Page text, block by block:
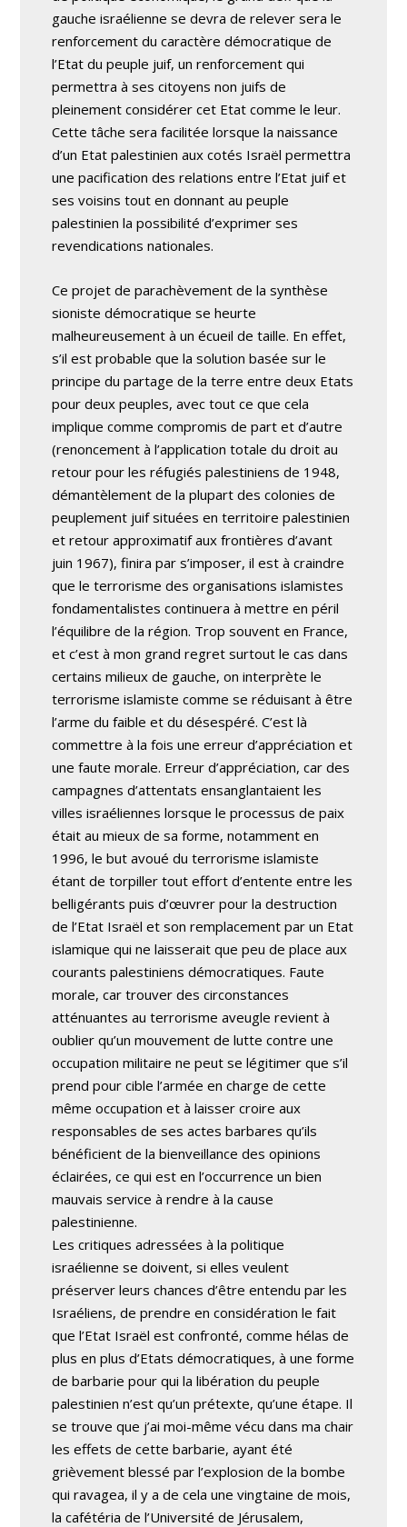
gauche israélienne se devra de relever sera le
renforcement du caractère démocratique de
l’Etat du peuple juif, un renforcement qui
permettra à ses citoyens non juifs de
pleinement considérer cet Etat comme le leur.
Cette tâche sera facilitée lorsque la naissance
d’un Etat palestinien aux cotés Israël permettra
une pacification des relations entre l’Etat juif et
ses voisins tout en donnant au peuple
palestinien la possibilité d’exprimer ses
revendications nationales.
Ce projet de parachèvement de la synthèse
sioniste démocratique se heurte
malheureusement à un écueil de taille. En effet,
s’il est probable que la solution basée sur le
principe du partage de la terre entre deux Etats
pour deux peuples, avec tout ce que cela
implique comme compromis de part et d’autre
(renoncement à l’application totale du droit au
retour pour les réfugiés palestiniens de 1948,
démantèlement de la plupart des colonies de
peuplement juif situées en territoire palestinien
et retour approximatif aux frontières d’avant
juin 1967), finira par s’imposer, il est à craindre
que le terrorisme des organisations islamistes
fondamentalistes continuera à mettre en péril
l’équilibre de la région. Trop souvent en France,
et c’est à mon grand regret surtout le cas dans
certains milieux de gauche, on interprète le
terrorisme islamiste comme se réduisant à être
l’arme du faible et du désespéré. C’est là
commettre à la fois une erreur d’appréciation et
une faute morale. Erreur d’appréciation, car des
campagnes d’attentats ensanglantaient les
villes israéliennes lorsque le processus de paix
était au mieux de sa forme, notamment en
1996, le but avoué du terrorisme islamiste
étant de torpiller tout effort d’entente entre les
belligérants puis d’œuvrer pour la destruction
de l’Etat Israël et son remplacement par un Etat
islamique qui ne laisserait que peu de place aux
courants palestiniens démocratiques. Faute
morale, car trouver des circonstances
atténuantes au terrorisme aveugle revient à
oublier qu’un mouvement de lutte contre une
occupation militaire ne peut se légitimer que s’il
prend pour cible l’armée en charge de cette
même occupation et à laisser croire aux
responsables de ses actes barbares qu’ils
bénéficient de la bienveillance des opinions
éclairées, ce qui est en l’occurrence un bien
mauvais service à rendre à la cause
palestinienne.
Les critiques adressées à la politique
israélienne se doivent, si elles veulent
préserver leurs chances d’être entendu par les
Israéliens, de prendre en considération le fait
que l’Etat Israël est confronté, comme hélas de
plus en plus d’Etats démocratiques, à une forme
de barbarie pour qui la libération du peuple
palestinien n’est qu’un prétexte, qu’une étape. Il
se trouve que j’ai moi-même vécu dans ma chair
les effets de cette barbarie, ayant été
grièvement blessé par l’explosion de la bombe
qui ravagea, il y a de cela une vingtaine de mois,
la cafétéria de l’Université de Jérusalem,